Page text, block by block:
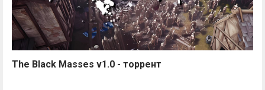
The Black Masses v1.0 - торрент